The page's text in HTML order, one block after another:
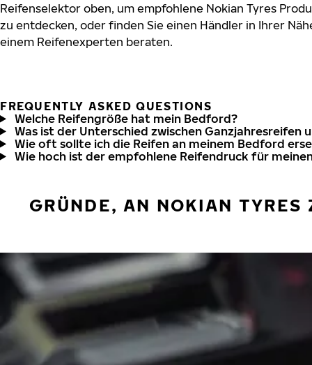
Reifenselektor oben, um empfohlene Nokian Tyres
zu entdecken, oder finden Sie einen Händler in Ihrer
einem Reifenexperten beraten.
FREQUENTLY ASKED QUESTIONS
Welche Reifengröße hat mein Bedford?
Was ist der Unterschied zwischen Ganzjahresreifen
Wie oft sollte ich die Reifen an meinem Bedford
Wie hoch ist der empfohlene Reifendruck für
GRÜNDE, AN NOKIAN TYRES